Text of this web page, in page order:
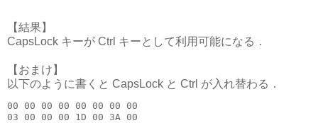
【結果】
CapsLock キーが Ctrl キーとして利用可能になる．
【おまけ】
以下のように書くと CapsLock と Ctrl が入れ替わる．
00 00 00 00 00 00 00 00
03 00 00 00 1D 00 3A 00